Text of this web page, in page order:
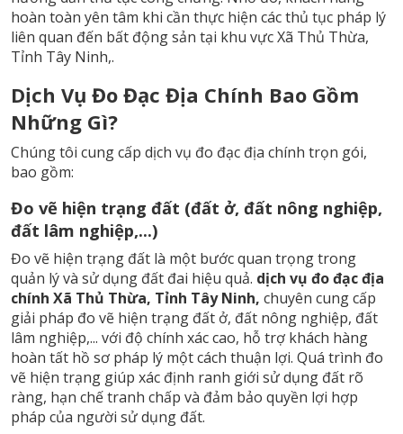
hoàn toàn yên tâm khi cần thực hiện các thủ tục pháp lý
liên quan đến bất động sản tại khu vực Xã Thủ Thừa,
Tỉnh Tây Ninh,.
Dịch Vụ Đo Đạc Địa Chính Bao Gồm
Những Gì?
Chúng tôi cung cấp dịch vụ đo đạc địa chính trọn gói,
bao gồm:
Đo vẽ hiện trạng đất (đất ở, đất nông nghiệp,
đất lâm nghiệp,...)
Đo vẽ hiện trạng đất là một bước quan trọng trong
quản lý và sử dụng đất đai hiệu quả. dịch vụ đo đạc địa
chính Xã Thủ Thừa, Tỉnh Tây Ninh, chuyên cung cấp
giải pháp đo vẽ hiện trạng đất ở, đất nông nghiệp, đất
lâm nghiệp,... với độ chính xác cao, hỗ trợ khách hàng
hoàn tất hồ sơ pháp lý một cách thuận lợi. Quá trình đo
vẽ hiện trạng giúp xác định ranh giới sử dụng đất rõ
ràng, hạn chế tranh chấp và đảm bảo quyền lợi hợp
pháp của người sử dụng đất.